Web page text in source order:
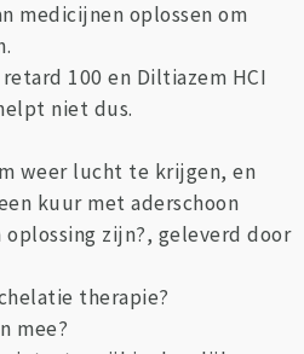
medicijnen oplossen om
100 en Diltiazem HCI
niet dus.
weer lucht te krijgen, en
kuur met aderschoon
zijn?, geleverd door
therapie?
mee?